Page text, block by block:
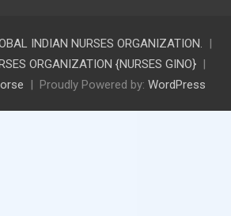
INDIAN NURSES ORGANIZATION.
ORGANIZATION {NURSES GINO}
Proudly Powered by: WordPress